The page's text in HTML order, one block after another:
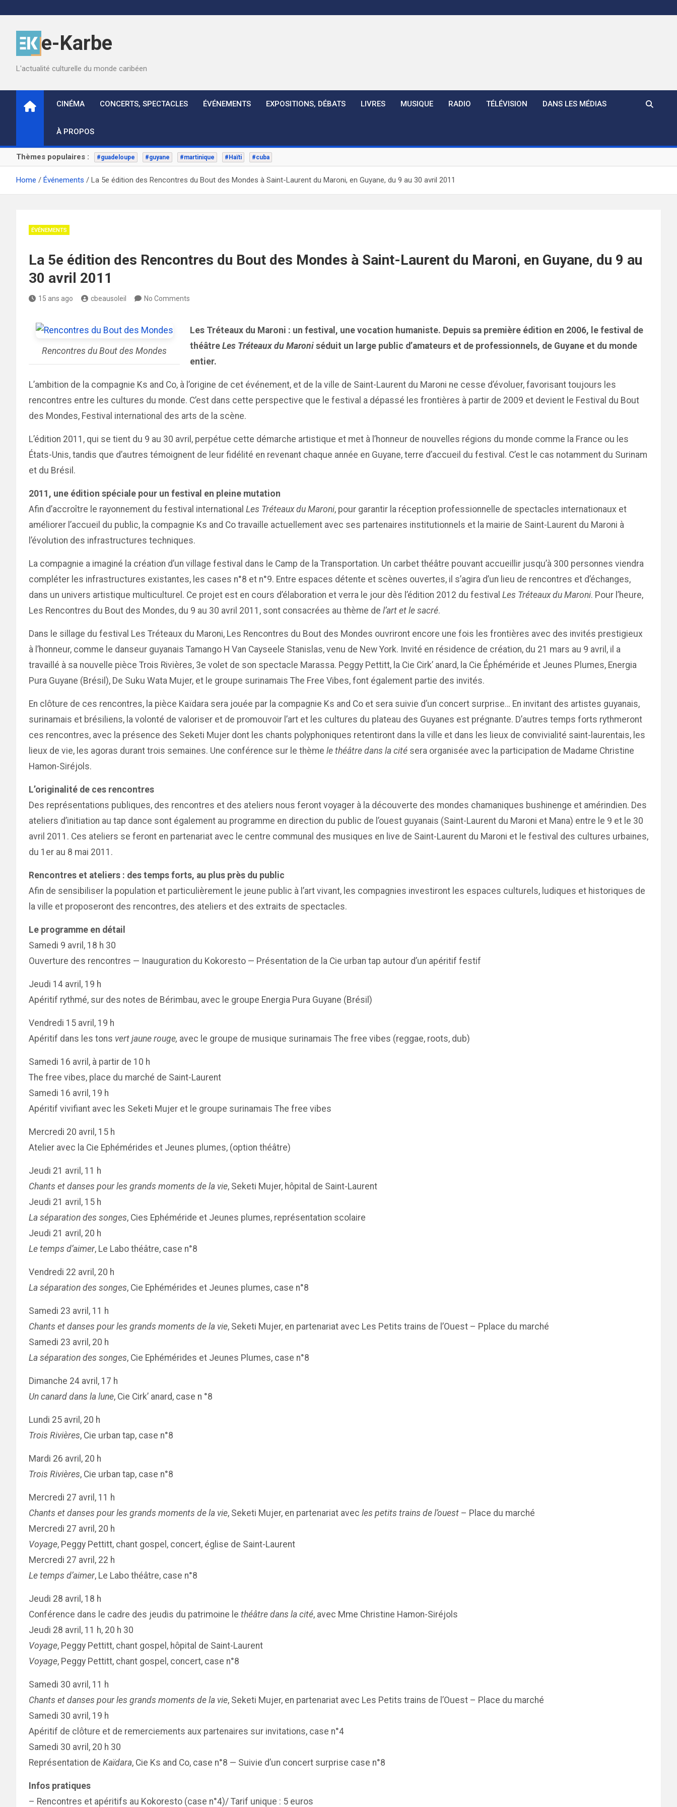
to
content
e-Karbe
L'actualité culturelle du monde caribéen
CINÉMA CONCERTS, SPECTACLES ÉVÉNEMENTS EXPOSITIONS, DÉBATS LIVRES MUSIQUE RADIO TÉLÉVISION DANS LES MÉDIAS
À PROPOS
Thèmes populaires : #guadeloupe #guyane #martinique #Haïti #cuba
Home Événements La 5e édition des Rencontres du Bout des Mondes à Saint-Laurent du Maroni, en Guyane, du 9 au 30 avril 2011
ÉVÉNEMENTS
La 5e édition des Rencontres du Bout des Mondes à Saint-Laurent du Maroni, en Guyane, du 9 au
30 avril 2011
15 ans ago cbeausoleil No Comments
Rencontres du Bout des Mondes
Les Tréteaux du Maroni : un festival, une vocation humaniste. Depuis sa première édition en 2006, le festival de
théâtre Les Tréteaux du Maroni séduit un large public d’amateurs et de professionnels, de Guyane et du monde
entier.
L’ambition de la compagnie Ks and Co, à l’origine de cet événement, et de la ville de Saint-Laurent du Maroni ne cesse d’évoluer, favorisant toujours les
rencontres entre les cultures du monde. C’est dans cette perspective que le festival a dépassé les frontières à partir de 2009 et devient le Festival du Bout
des Mondes, Festival international des arts de la scène.
L’édition 2011, qui se tient du 9 au 30 avril, perpétue cette démarche artistique et met à l’honneur de nouvelles régions du monde comme la France ou les
États-Unis, tandis que d’autres témoignent de leur fidélité en revenant chaque année en Guyane, terre d’accueil du festival. C’est le cas notamment du Surinam
et du Brésil.
2011, une édition spéciale pour un festival en pleine mutation
Afin d’accroître le rayonnement du festival international Les Tréteaux du Maroni, pour garantir la réception professionnelle de spectacles internationaux et
améliorer l’accueil du public, la compagnie Ks and Co travaille actuellement avec ses partenaires institutionnels et la mairie de Saint-Laurent du Maroni à
l’évolution des infrastructures techniques.
La compagnie a imaginé la création d’un village festival dans le Camp de la Transportation. Un carbet théâtre pouvant accueillir jusqu’à 300 personnes viendra
compléter les infrastructures existantes, les cases n°8 et n°9. Entre espaces détente et scènes ouvertes, il s’agira d’un lieu de rencontres et d’échanges,
dans un univers artistique multiculturel. Ce projet est en cours d’élaboration et verra le jour dès l’édition 2012 du festival Les Tréteaux du Maroni. Pour l’heure,
Les Rencontres du Bout des Mondes, du 9 au 30 avril 2011, sont consacrées au thème de l’art et le sacré.
Dans le sillage du festival Les Tréteaux du Maroni, Les Rencontres du Bout des Mondes ouvriront encore une fois les frontières avec des invités prestigieux
à l’honneur, comme le danseur guyanais Tamango H Van Cayseele Stanislas, venu de New York. Invité en résidence de création, du 21 mars au 9 avril, il a
travaillé à sa nouvelle pièce Trois Rivières, 3e volet de son spectacle Marassa. Peggy Pettitt, la Cie Cirk’ anard, la Cie Éphéméride et Jeunes Plumes, Energia
Pura Guyane (Brésil), De Suku Wata Mujer, et le groupe surinamais The Free Vibes, font également partie des invités.
En clôture de ces rencontres, la pièce Kaïdara sera jouée par la compagnie Ks and Co et sera suivie d’un concert surprise… En invitant des artistes guyanais,
surinamais et brésiliens, la volonté de valoriser et de promouvoir l’art et les cultures du plateau des Guyanes est prégnante. D’autres temps forts rythmeront
ces rencontres, avec la présence des Seketi Mujer dont les chants polyphoniques retentiront dans la ville et dans les lieux de convivialité saint-laurentais, les
lieux de vie, les agoras durant trois semaines. Une conférence sur le thème le théâtre dans la cité sera organisée avec la participation de Madame Christine
Hamon-Siréjols.
L’originalité de ces rencontres
Des représentations publiques, des rencontres et des ateliers nous feront voyager à la découverte des mondes chamaniques bushinenge et amérindien. Des
ateliers d’initiation au tap dance sont également au programme en direction du public de l’ouest guyanais (Saint-Laurent du Maroni et Mana) entre le 9 et le 30
avril 2011. Ces ateliers se feront en partenariat avec le centre communal des musiques en live de Saint-Laurent du Maroni et le festival des cultures urbaines,
du 1er au 8 mai 2011.
Rencontres et ateliers : des temps forts, au plus près du public
Afin de sensibiliser la population et particulièrement le jeune public à l’art vivant, les compagnies investiront les espaces culturels, ludiques et historiques de
la ville et proposeront des rencontres, des ateliers et des extraits de spectacles.
Le programme en détail
Samedi 9 avril, 18 h 30
Ouverture des rencontres — Inauguration du Kokoresto — Présentation de la Cie urban tap autour d’un apéritif festif
Jeudi 14 avril, 19 h
Apéritif rythmé, sur des notes de Bérimbau, avec le groupe Energia Pura Guyane (Brésil)
Vendredi 15 avril, 19 h
Apéritif dans les tons vert jaune rouge, avec le groupe de musique surinamais The free vibes (reggae, roots, dub)
Samedi 16 avril, à partir de 10 h
The free vibes, place du marché de Saint-Laurent
Samedi 16 avril, 19 h
Apéritif vivifiant avec les Seketi Mujer et le groupe surinamais The free vibes
Mercredi 20 avril, 15 h
Atelier avec la Cie Ephémérides et Jeunes plumes, (option théâtre)
Jeudi 21 avril, 11 h
Chants et danses pour les grands moments de la vie, Seketi Mujer, hôpital de Saint-Laurent
Jeudi 21 avril, 15 h
La séparation des songes, Cies Ephéméride et Jeunes plumes, représentation scolaire
Jeudi 21 avril, 20 h
Le temps d’aimer, Le Labo théâtre, case n°8
Vendredi 22 avril, 20 h
La séparation des songes, Cie Ephémérides et Jeunes plumes, case n°8
Samedi 23 avril, 11 h
Chants et danses pour les grands moments de la vie, Seketi Mujer, en partenariat avec Les Petits trains de l’Ouest – Pplace du marché
Samedi 23 avril, 20 h
La séparation des songes, Cie Ephémérides et Jeunes Plumes, case n°8
Dimanche 24 avril, 17 h
Un canard dans la lune, Cie Cirk’ anard, case n °8
Lundi 25 avril, 20 h
Trois Rivières, Cie urban tap, case n°8
Mardi 26 avril, 20 h
Trois Rivières, Cie urban tap, case n°8
Mercredi 27 avril, 11 h
Chants et danses pour les grands moments de la vie, Seketi Mujer, en partenariat avec les petits trains de l’ouest – Place du marché
Mercredi 27 avril, 20 h
Voyage, Peggy Pettitt, chant gospel, concert, église de Saint-Laurent
Mercredi 27 avril, 22 h
Le temps d’aimer, Le Labo théâtre, case n°8
Jeudi 28 avril, 18 h
Conférence dans le cadre des jeudis du patrimoine le théâtre dans la cité, avec Mme Christine Hamon-Siréjols
Jeudi 28 avril, 11 h, 20 h 30
Voyage, Peggy Pettitt, chant gospel, hôpital de Saint-Laurent
Voyage, Peggy Pettitt, chant gospel, concert, case n°8
Samedi 30 avril, 11 h
Chants et danses pour les grands moments de la vie, Seketi Mujer, en partenariat avec Les Petits trains de l’Ouest – Place du marché
Samedi 30 avril, 19 h
Apéritif de clôture et de remerciements aux partenaires sur invitations, case n°4
Samedi 30 avril, 20 h 30
Représentation de Kaïdara, Cie Ks and Co, case n°8 — Suivie d’un concert surprise case n°8
Infos pratiques
– Rencontres et apéritifs au Kokoresto (case n°4)/ Tarif unique : 5 euros